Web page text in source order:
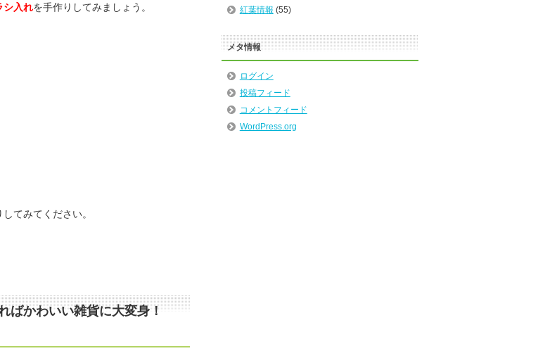
シ入れを手作りしてみましょう。
てみてください。
ばかわいい雑貨に大変身！
紅葉情報 (55)
メタ情報
ログイン
投稿フィード
コメントフィード
WordPress.org